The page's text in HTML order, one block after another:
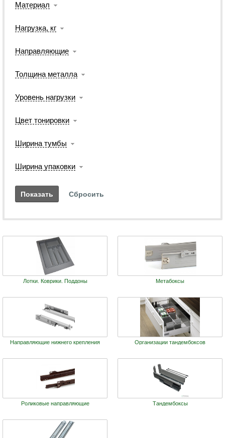
Материал
Нагрузка, кг
Направляющие
Толщина металла
Уровень нагрузки
Цвет тонировки
Ширина тумбы
Ширина упаковки
Лотки. Коврики. Поддоны Метабоксы
Направляющие нижнего крепления Организации тандембоксов
Роликовые направляющие Тандембоксы